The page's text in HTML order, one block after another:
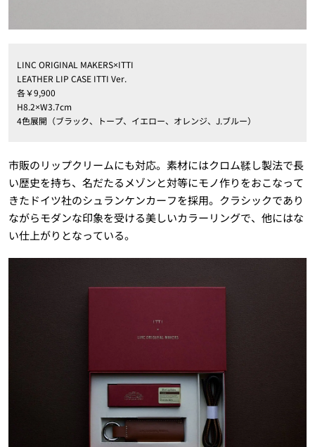
LINC ORIGINAL MAKERS×ITTI
LEATHER LIP CASE ITTI Ver.
各￥9,900
H8.2×W3.7cm
4色展開（ブラック、トープ、イエロー、オレンジ、J.ブルー）
市販のリップクリームにも対応。素材にはクロム鞣し製法で長
い歴史を持ち、名だたるメゾンと対等にモノ作りをおこなって
きたドイツ社のシュランケンカーフを採用。クラシックであり
ながらモダンな印象を受ける美しいカラーリングで、他にはな
い仕上がりとなっている。